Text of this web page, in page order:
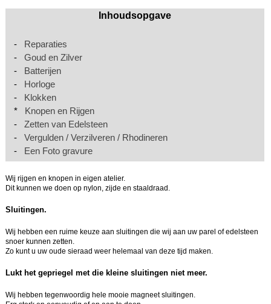
Inhoudsopgave
-
Reparaties
-
Goud en Zilver
-
Batterijen
-
Horloge
-
Klokken
*
Knopen en Rijgen
-
Zetten van Edelsteen
-
Vergulden / Verzilveren / Rhodineren
-
Een Foto gravure
Wij rijgen en knopen in eigen atelier.
Dit kunnen we doen op nylon, zijde en staaldraad.
Sluitingen.
Wij hebben een ruime keuze aan sluitingen die wij aan uw parel of edelsteen
snoer kunnen zetten.
Zo kunt u uw oude sieraad weer helemaal van deze tijd maken.
Lukt het gepriegel met die kleine sluitingen niet meer.
Wij hebben tegenwoordig hele mooie magneet sluitingen.